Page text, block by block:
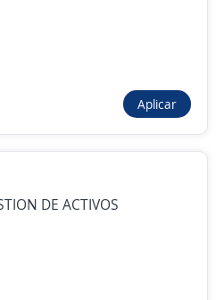
destacado
S.A.
Cali
Aplicar
DE ACTIVOS